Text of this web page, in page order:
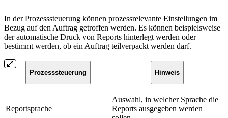
In der Prozesssteuerung können prozessrelevante Einstellungen im
Bezug auf den Auftrag getroffen werden. Es können beispielsweise
der automatische Druck von Reports hinterlegt werden oder
bestimmt werden, ob ein Auftrag teilverpackt werden darf.
Prozesssteuerung Hinweis
Reportsprache
Auswahl, in welcher Sprache die
Reports ausgegeben werden